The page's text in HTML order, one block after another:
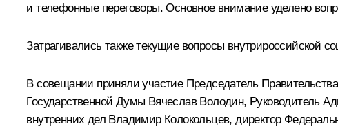
и телефонные переговоры. Основное внимание уделено
Затрагивались также текущие вопросы внутрироссийской
В совещании приняли участие Председатель
Государственной Думы Вячеслав Володин, Руководитель
внутренних дел Владимир Колокольцев, директор